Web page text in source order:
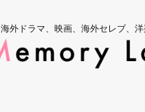
海外ドラマ、映画、海外セレブ、